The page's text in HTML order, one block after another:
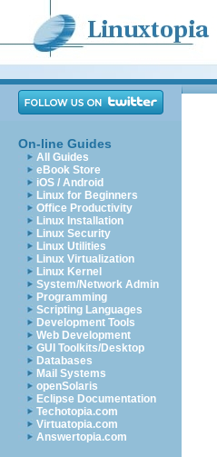
On-line Guides
All Guides
eBook Store
iOS / Android
Linux for Beginners
Office Productivity
Linux Installation
Linux Security
Linux Utilities
Linux Virtualization
Linux Kernel
System/Network Admin
Programming
Scripting Languages
Development Tools
Web Development
GUI Toolkits/Desktop
Databases
Mail Systems
openSolaris
Eclipse Documentation
Techotopia.com
Virtuatopia.com
Answertopia.com